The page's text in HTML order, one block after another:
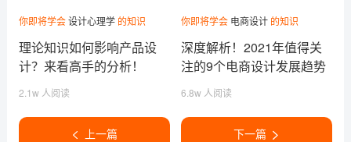
你即将学会设计心理学的知识
理论知识如何影响产品设
计？来看高手的分析！
2.1w 人阅读
上一篇
你即将学会 电商设计 的知识
深度解析！2021年值得关
注的9个电商设计发展趋势
6.8w 人阅读
下一篇